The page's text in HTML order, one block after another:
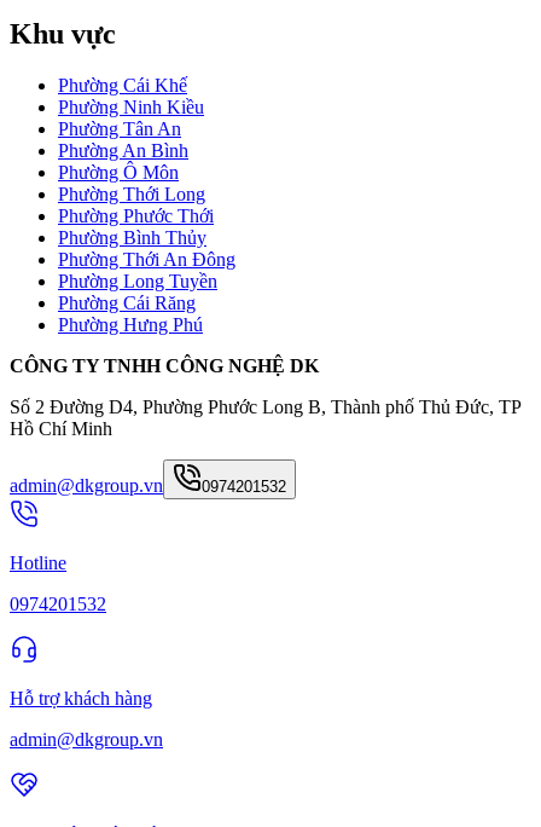
Khu vực
Phường Cái Khế
Phường Ninh Kiều
Phường Tân An
Phường An Bình
Phường Ô Môn
Phường Thới Long
Phường Phước Thới
Phường Bình Thủy
Phường Thới An Đông
Phường Long Tuyền
Phường Cái Răng
Phường Hưng Phú
CÔNG TY TNHH CÔNG NGHỆ DK
Số 2 Đường D4, Phường Phước Long B, Thành phố Thủ Đức, TP
Hồ Chí Minh
admin@dkgroup.vn 0974201532
Hotline
0974201532
Hỗ trợ khách hàng
admin@dkgroup.vn